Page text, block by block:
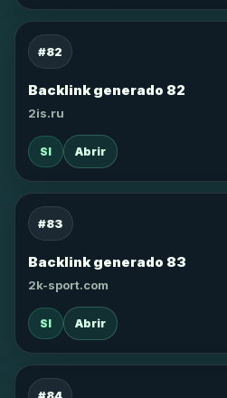
#82
Backlink generado 82
2is.ru
SI Abrir
#83
Backlink generado 83
2k-sport.com
SI Abrir